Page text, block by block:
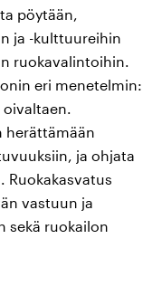
pöytään,
ja -kulttuureihin
ruokavalintoihin.
eri menetelmin:
herättämään
ja ohjata
Ruokakasvatus
vastuun ja
sekä ruokailon